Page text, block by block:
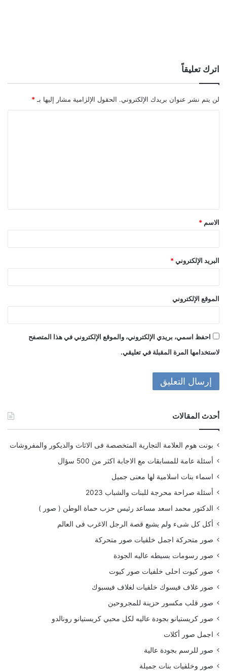
اترك تعليقاً
لن يتم نشر عنوان بريدك الإلكتروني. الحقول الإلزامية مشار إليها بـ *
ق
*
الاسم *
البريد الإلكتروني *
الموقع الإلكتروني
احفظ اسمي، بريدي الإلكتروني، والموقع الإلكتروني في هذا المتصفح
لاستخدامها المرة المقبلة في تعليقي.
أحدث المقالات
بونت هوم العلامة التجارية المتخصصة فى الاثاث والديكور والمفروشات
أسئلة عامة للمسابقات مع الاجابة اكثر من 500 سؤال
اسماء بنات اسلامية لها معنى جميل
أسئلة صراحة محرجة للبنات والشباب 2023
الدكتور محمد اسعد مساعد رئيس حزب حماة الوطن ( صور )
أكل كل شىء ولم يشبع قصة الرجل الاغرب فى العالم
صور متحركة اجمل خلفيات صور متحركة
صور رسومات بسيطه عاليه الجودة
صور كيوت احلى خلفيات صور كيوت
صور غلاف فيسوك خلفيات لغلاف فيسبوك
صور قلب مكسور حزينة للمجروحين
صور كريستيانو بجودة عاليه لكل محبي كريستيانو رونالدو
اجمل صور أكلات
صور للرسم بجودة عالية
صور وخلفيات بنات جميلة